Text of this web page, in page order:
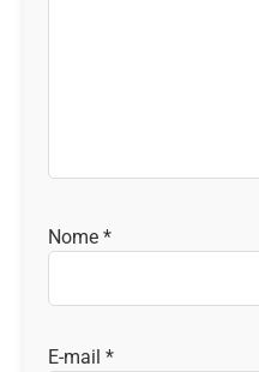
Nome *
E-mail *